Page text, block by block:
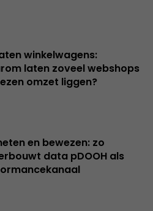
winkelwagens:
laten zoveel webshops
omzet liggen?
en bewezen: zo
data pDOOH als